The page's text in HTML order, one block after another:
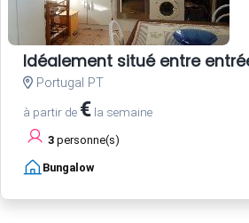
Idéalement situé entre
Portugal PT
à partir de € la semaine
3 personne(s)
Bungalow